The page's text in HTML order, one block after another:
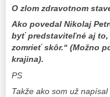
O zlom zdravotnom
Ako povedal Nikolaj
byť predstaviteľné aj to,
zomrieť skôr.“ (Možno
krajina).
PS
Takže ako som už